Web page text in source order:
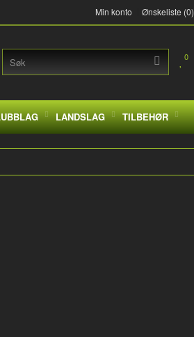
Min konto Ønskeliste (0)
0
LANDSLAG TILBEHØR